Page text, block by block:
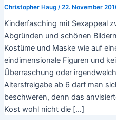
Christopher Haug /22. November
Kinderfasching mit Sexappeal
Abgründen und schönen
Kostüme und Maske wie auf
eindimensionale Figuren und
Überraschung oder
Altersfreigabe ab 6 darf man
beschweren, denn das
Kost wohl nicht die […]